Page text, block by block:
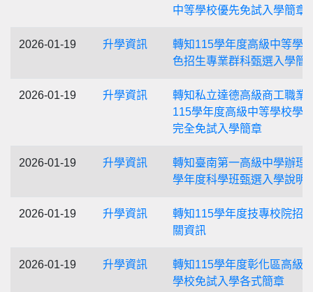
中等學校優先免試入學簡章
2026-01-19 升學資訊
轉知115學年度高級中等學
色招生專業群科甄選入學簡
2026-01-19 升學資訊
轉知私立達德高級商工職業
115學年度高級中等學校學
完全免試入學簡章
2026-01-19 升學資訊
轉知臺南第一高級中學辦理
學年度科學班甄選入學說明
2026-01-19 升學資訊
轉知115學年度技專校院招
關資訊
2026-01-19 升學資訊
轉知115學年度彰化區高級
學校免試入學各式簡章